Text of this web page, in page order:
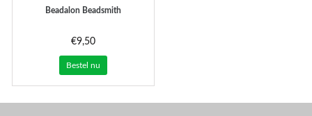
Beadalon Beadsmith
€9,50
Bestel nu